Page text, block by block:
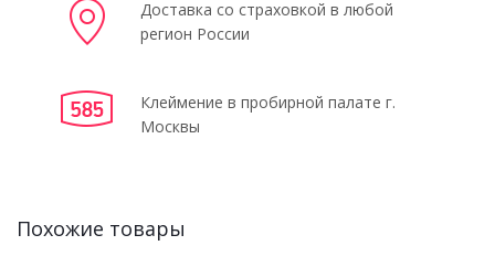
Доставка со страховкой в любой
регион России
Клеймение в пробирной палате г.
Москвы
Похожие товары